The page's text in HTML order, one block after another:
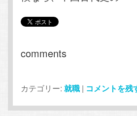
comments
カテゴリー: 就職 | コメントを残